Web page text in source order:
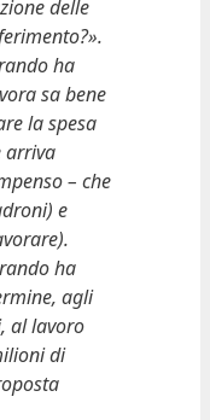
delle
ha
sa bene
la spesa
arriva
– che
e
ha
agli
al lavoro
di